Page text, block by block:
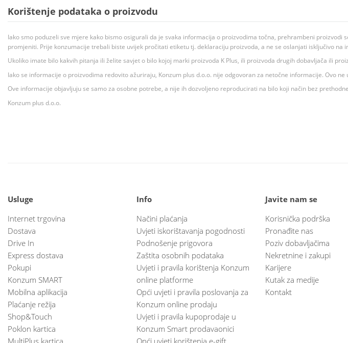
Korištenje podataka o proizvodu
Iako smo poduzeli sve mjere kako bismo osigurali da je svaka informacija o proizvodima točna, prehrambeni
promjeniti. Prije konzumacije trebali biste uvijek pročitati etiketu tj. deklaraciju proizvoda, a ne se oslanjati isključivo na
Ukoliko imate bilo kakvih pitanja ili želite savjet o bilo kojoj marki proizvoda K Plus, ili proizvoda drugih dobavljača ili
Iako se informacije o proizvodima redovito ažuriraju, Konzum plus d.o.o. nije odgovoran za netočne informacije. Ovo ne
Ove informacije objavljuju se samo za osobne potrebe, a nije ih dozvoljeno reproducirati na bilo koji način bez
Konzum plus d.o.o.
Usluge
Internet trgovina
Dostava
Drive In
Express dostava
Pokupi
Konzum SMART
Mobilna aplikacija
Plaćanje režija
Shop&Touch
Poklon kartica
MultiPlus kartica
Info
Načini plaćanja
Uvjeti iskorištavanja pogodnosti
Podnošenje prigovora
Zaštita osobnih podataka
Uvjeti i pravila korištenja Konzum
online platforme
Opći uvjeti i pravila poslovanja za
Konzum online prodaju
Uvjeti i pravila kupoprodaje u
Konzum Smart prodavaonici
Opći uvjeti korištenja e-gift
Javite nam se
Korisnička podrška
Pronađite nas
Poziv dobavljačima
Nekretnine i zakupi
Karijere
Kutak za medije
Kontakt